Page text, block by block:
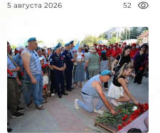
5 августа 2026 52